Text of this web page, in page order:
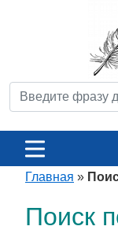
Главная »
Поиск